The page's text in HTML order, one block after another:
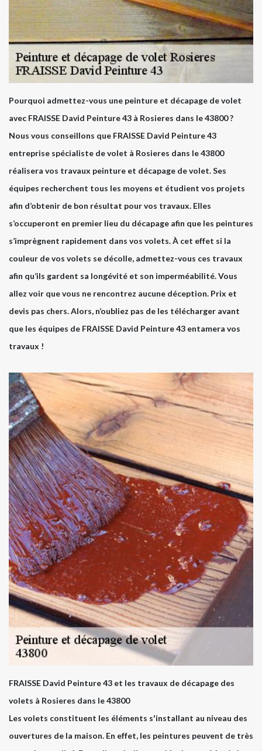
Pourquoi admettez-vous une peinture et décapage de volet
avec FRAISSE David Peinture 43 à Rosieres dans le 43800 ?
Nous vous conseillons que FRAISSE David Peinture 43
entreprise spécialiste de volet à Rosieres dans le 43800
réalisera vos travaux peinture et décapage de volet. Ses
équipes recherchent tous les moyens et étudient vos projets
afin d’obtenir de bon résultat pour vos travaux. Elles
s’occuperont en premier lieu du décapage afin que les peintures
s’imprègnent rapidement dans vos volets. À cet effet si la
couleur de vos volets se décolle, admettez-vous ces travaux
afin qu’ils gardent sa longévité et son imperméabilité. Vous
allez voir que vous ne rencontrez aucune déception. Prix et
devis pas chers. Alors, n’oubliez pas de les télécharger avant
que les équipes de FRAISSE David Peinture 43 entamera vos
travaux !
FRAISSE David Peinture 43 et les travaux de décapage des
volets à Rosieres dans le 43800
Les volets constituent les éléments s'installant au niveau des
ouvertures de la maison. En effet, les peintures peuvent de très